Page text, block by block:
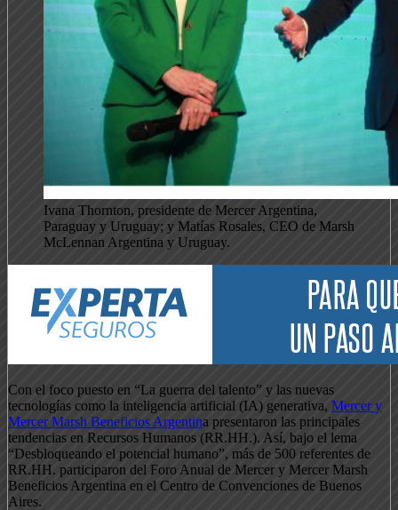
Ivana Thornton, presidente de Mercer Argentina,
Paraguay y Uruguay; y Matías Rosales, CEO de Marsh
McLennan Argentina y Uruguay.
Con el foco puesto en “La guerra del talento” y las nuevas
tecnologías como la inteligencia artificial (IA) generativa, Mercer y
Mercer Marsh Beneficios Argentina presentaron las principales
tendencias en Recursos Humanos (RR.HH.). Así, bajo el lema
“Desbloqueando el potencial humano”, más de 500 referentes de
RR.HH. participaron del Foro Anual de Mercer y Mercer Marsh
Beneficios Argentina en el Centro de Convenciones de Buenos
Aires.